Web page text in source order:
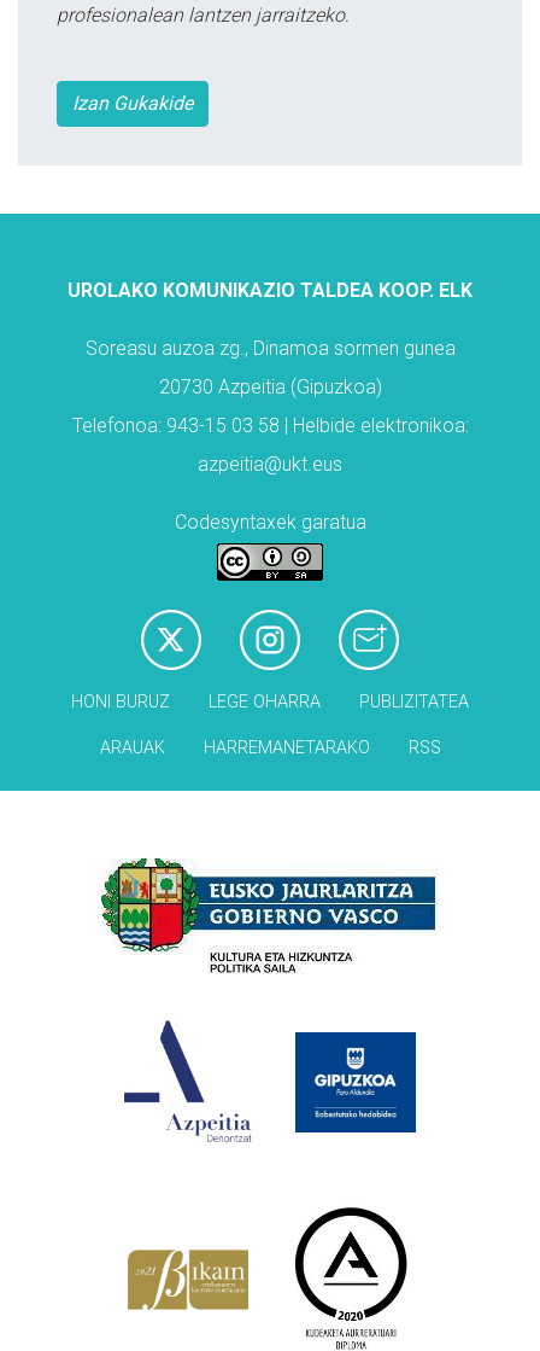
profesionalean lantzen jarraitzeko.
Izan Gukakide
UROLAKO KOMUNIKAZIO TALDEA KOOP. ELK
Soreasu auzoa zg., Dinamoa sormen gunea
20730 Azpeitia (Gipuzkoa)
Telefonoa: 943-15 03 58 | Helbide elektronikoa:
azpeitia@ukt.eus
Codesyntaxek garatua
HONI BURUZ LEGE OHARRA PUBLIZITATEA
ARAUAK HARREMANETARAKO RSS